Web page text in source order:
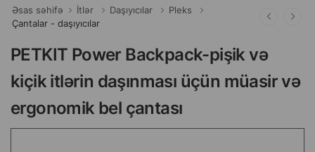
Əsas səhifə İtlər Daşıyıcılar
Pleks
Çantalar - daşıyıcılar
PETKIT Power Backpack-pişik və
kiçik itlərin daşınması üçün müasir və
ergonomik bel çantası